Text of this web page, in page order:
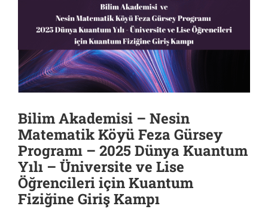
Bilim Akademisi – Nesin
Matematik Köyü Feza Gürsey
Programı – 2025 Dünya Kuantum
Yılı – Üniversite ve Lise
Öğrencileri için Kuantum
Fiziğine Giriş Kampı